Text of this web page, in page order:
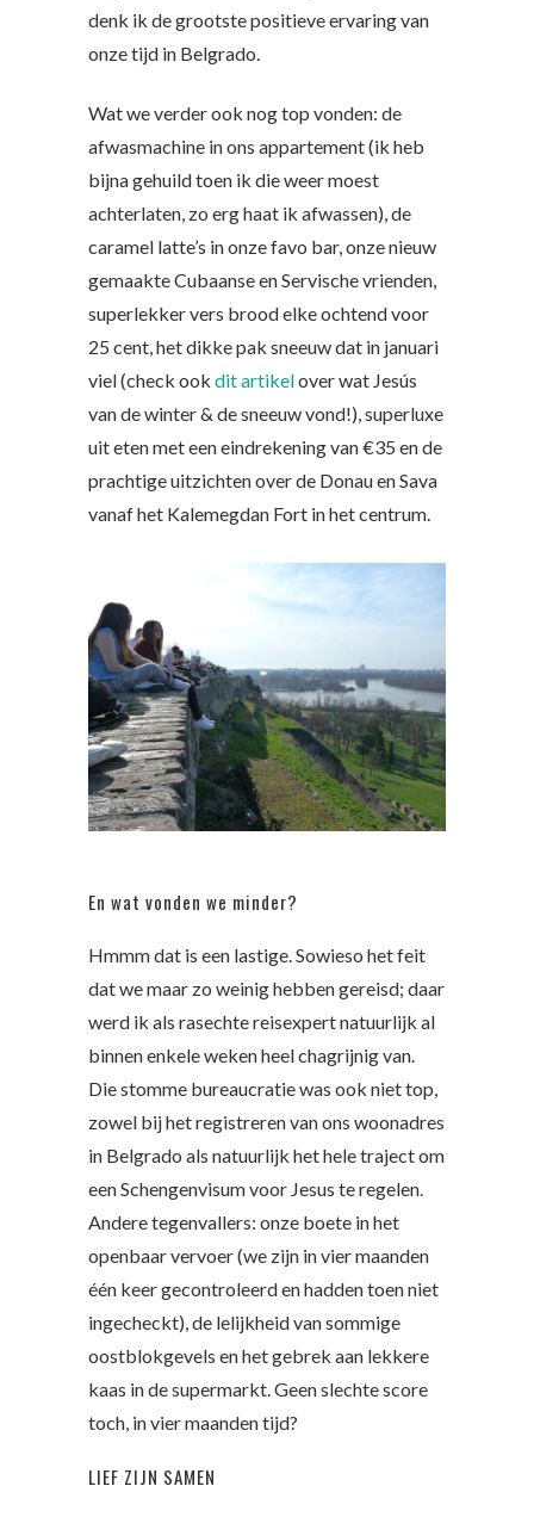
denk ik de grootste positieve ervaring van
onze tijd in Belgrado.
Wat we verder ook nog top vonden: de
afwasmachine in ons appartement (ik heb
bijna gehuild toen ik die weer moest
achterlaten, zo erg haat ik afwassen), de
caramel latte’s in onze favo bar, onze nieuw
gemaakte Cubaanse en Servische vrienden,
superlekker vers brood elke ochtend voor
25 cent, het dikke pak sneeuw dat in januari
viel (check ook dit artikelover wat Jesús
van de winter & de sneeuw vond!), superluxe
uit eten met een eindrekening van €35 en de
prachtige uitzichten over de Donau en Sava
vanaf het Kalemegdan Fort in het centrum.
En wat vonden we minder?
Hmmm dat is een lastige. Sowieso het feit
dat we maar zo weinig hebben gereisd; daar
werd ik als rasechte reisexpert natuurlijk al
binnen enkele weken heel chagrijnig van.
Die stomme bureaucratie was ook niet top,
zowel bij het registreren van ons woonadres
in Belgrado als natuurlijk het hele traject om
een Schengenvisum voor Jesus te regelen.
Andere tegenvallers: onze boete in het
openbaar vervoer (we zijn in vier maanden
één keer gecontroleerd en hadden toen niet
ingecheckt), de lelijkheid van sommige
oostblokgevels en het gebrek aan lekkere
kaas in de supermarkt. Geen slechte score
toch, in vier maanden tijd?
LIEF ZIJN SAMEN